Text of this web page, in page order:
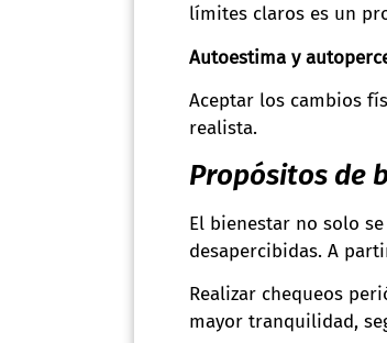
límites claros es un
Autoestima y
Aceptar los cambios
realista.
Propósitos de
El bienestar no solo
desapercibidas. A
Realizar chequeos
mayor tranquilidad,